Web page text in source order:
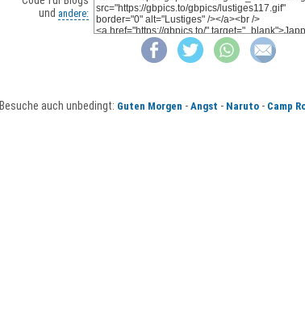
und andere:
Besuche auch unbedingt: Guten Morgen - Angst - Naruto - Camp